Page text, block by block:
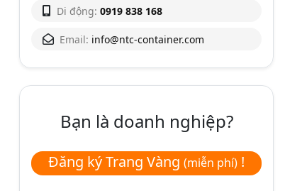
Di động: 0919 838 168
Email: info@ntc-container.com
Bạn là doanh nghiệp?
Đăng ký Trang Vàng (miễn phí) !